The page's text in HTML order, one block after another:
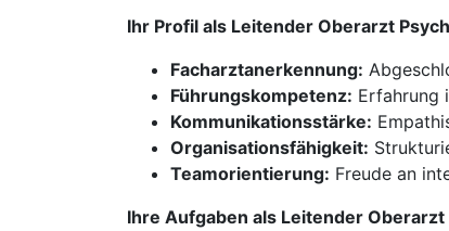
Ihr Profil als Leitender Oberarzt
Facharztanerkennung:
Führungskompetenz: Erfahrung
Kommunikationsstärke:
Organisationsfähigkeit:
Teamorientierung: Freude an
Ihre Aufgaben als Leitender